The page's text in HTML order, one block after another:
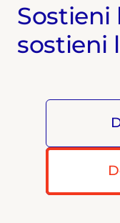
Sostieni
sostieni